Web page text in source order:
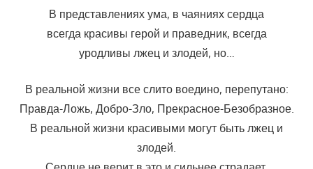
В представлениях ума, в чаяниях сердца
всегда красивы герой и праведник, всегда
уродливы лжец и злодей, но…
В реальной жизни все слито воедино, перепутано:
Правда-Ложь, Добро-Зло, Прекрасное-Безобразное.
В реальной жизни красивыми могут быть лжец и
злодей.